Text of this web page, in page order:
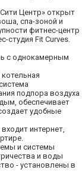
Центр» открыт
спа-зоной и
фитнес-центр
студия Fit Curves.
с однокамерным
подпора воздуха
обеспечивает
удобные
интернет,
и системы
и воды
- установлены в